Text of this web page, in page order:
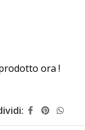
ora !